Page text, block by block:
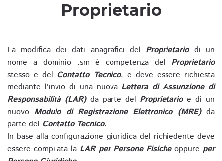
Proprietario
La modifica dei dati anagrafici del Proprietariodi un
nome a dominio .sm è competenza del Proprietario
stesso e del Contatto Tecnico, e deve essere richiesta
mediante l'invio di una nuova Lettera di Assunzione di
Responsabilità (LAR)da parte del Proprietarioe di un
nuovo Modulo di Registrazione Elettronico (MRE)da
parte del Contatto Tecnico.
In base alla configurazione giuridica del richiedente deve
essere compilata la LAR per Persone Fisicheoppure per